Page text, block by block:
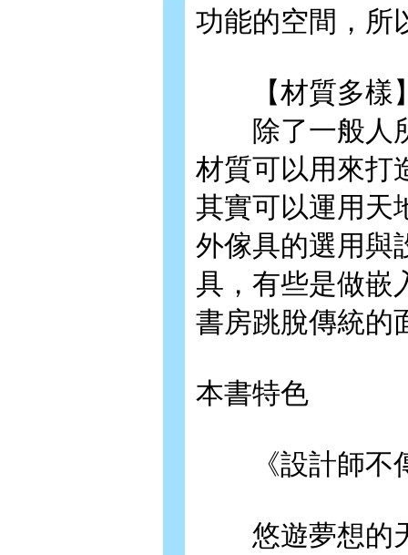
功能的空間，所
【材質多樣
除了一般人所
材質可以用來打
其實可以運用天
外傢具的選用與
具，有些是做嵌
書房跳脫傳統的
本書特色
《設計師不傳
悠遊夢想的